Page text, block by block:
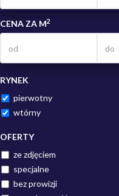
CENA ZA M2
RYNEK
pierwotny
wtórny
OFERTY
ze zdjęciem
specjalne
bez prowizji